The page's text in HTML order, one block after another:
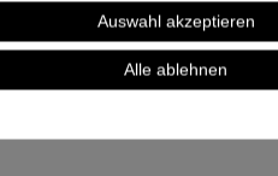
Auswahl akzeptieren
Alle ablehnen